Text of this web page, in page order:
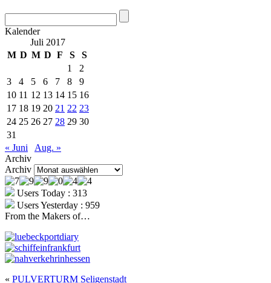
Kalender
Juli 2017
M D M D F S
S
1
2
3
4 5 6 7 8
9
10 11 12 13 14 15 16
17 18 19 20 21 22 23
24 25 26 27 28 29 30
31
« Juni
Aug. »
Archiv
Archiv
Users Today : 313
Users Yesterday : 959
From the Makers of…
« PULVERTURM Seligenstadt